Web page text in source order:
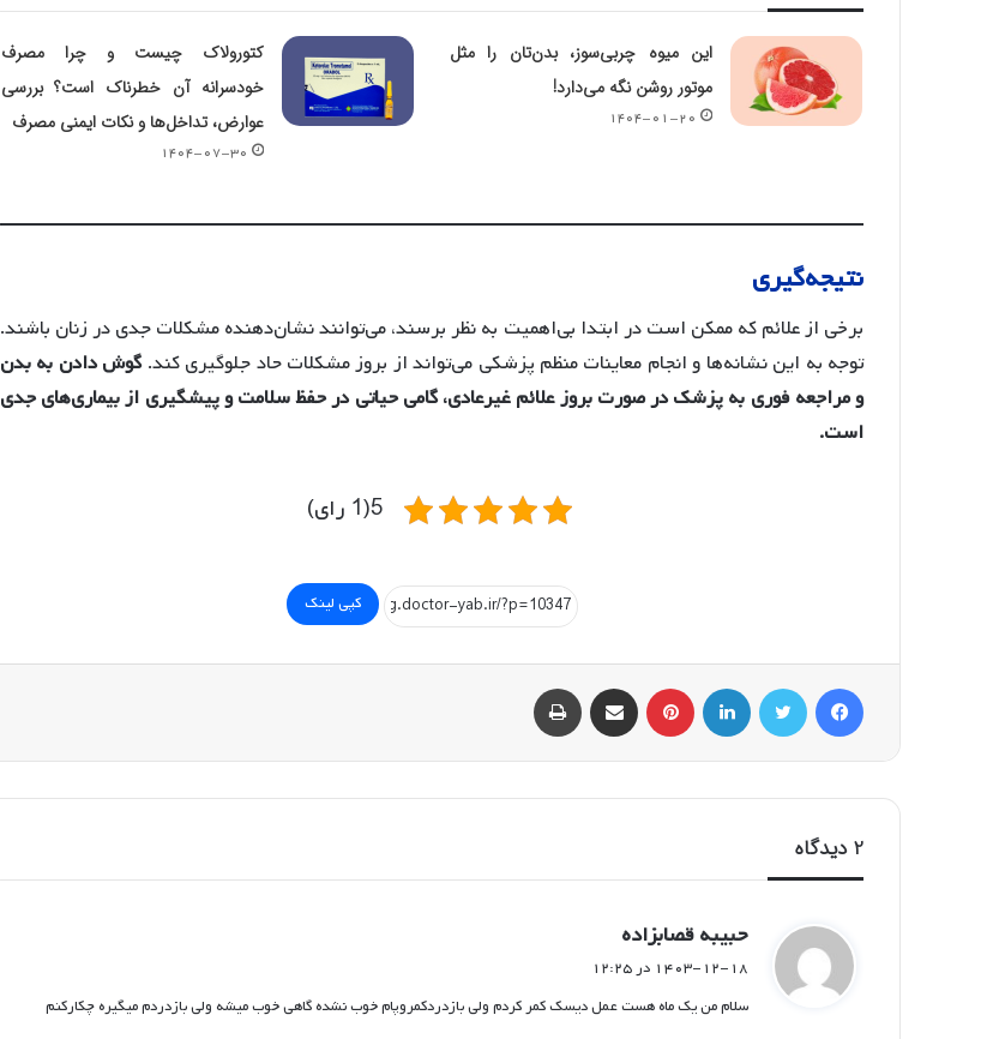
این میوه چربی‌سوز، بدن‌تان را مثل
موتور روشن نگه می‌دارد!
۱۴۰۴-۰۱-۲۰
کتورولاک چیست و چرا مصرف
خودسرانه آن خطرناک است؟ بررسی
عوارض، تداخل‌ها و نکات ایمنی مصرف
۱۴۰۴-۰۷-۳۰
نتیجه‌گیری
برخی از علائم که ممکن است در ابتدا بی‌اهمیت به نظر برسند، می‌توانند نشان‌دهنده مشکلات جدی در زنان باشند.
توجه به این نشانه‌ها و انجام معاینات منظم پزشکی می‌تواند از بروز مشکلات حاد جلوگیری کند.گوش دادن به بدن
و مراجعه فوری به پزشک در صورت بروز علائم غیرعادی، گامی حیاتی در حفظ سلامت و پیشگیری از بیماری‌های جدی
است.
5(1 رای)
کپی لینک
فیسبوک توییتر لینکداین پینتریست اشتراک گذاری با ایمیل
2 دیدگاه
حبیبه قصابزاده
ف
:
۱۴۰۳-۱۲-۱۸ در ۱۲:۲۵
سلام من یک ماه هست عمل دیسک کمر کردم ولی بازدردکمروپام خوب نشده گاهی خوب میشه ولی بازدردم میگیره چکارکنم